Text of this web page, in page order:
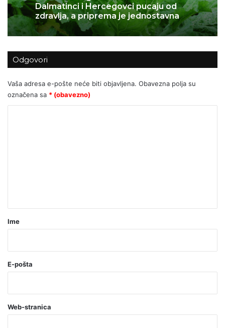
Raštika: Zbog ove namirnice
Dalmatinci i Hercegovci pucaju od
05/05/2026
Sočni tiramisu s jagodama
Odgovori
Vaša adresa e-pošte neće biti objavljena. Obavezna polja su
označena sa * (obavezno)
r
o
a
v
Ime
E-pošta
Web-stranica